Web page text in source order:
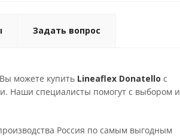
Задать вопрос
можете купить Lineaflex Donatello с
Наши специалисты помогут с выбором и
Россия по самым выгодным